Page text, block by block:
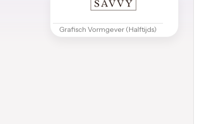
Grafisch Vormgever (Halftijds)